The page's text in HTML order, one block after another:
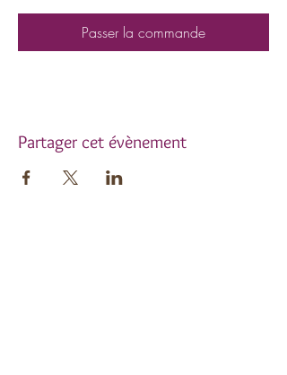
Passer la commande
Partager cet évènement